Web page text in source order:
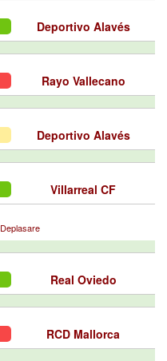
Deportivo Alavés
Rayo Vallecano
Deportivo Alavés
Villarreal CF
Deplasare
Real Oviedo
RCD Mallorca